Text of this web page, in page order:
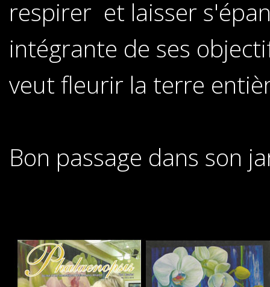
respirer et laisser
intégrante de ses
veut fleurir la terre
Bon passage dans son